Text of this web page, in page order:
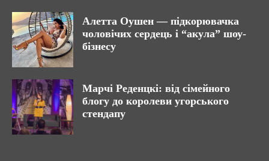
Алетта Оушен — підкорювачка
чоловічих сердець і “акула” шоу-
бізнесу
Марчі Реденцкі: від сімейного
блогу до королеви угорського
стендапу